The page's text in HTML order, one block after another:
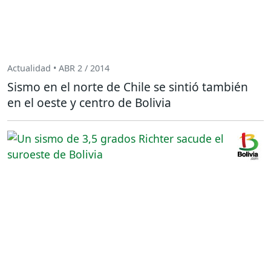
Actualidad • ABR 2 / 2014
Sismo en el norte de Chile se sintió también
en el oeste y centro de Bolivia